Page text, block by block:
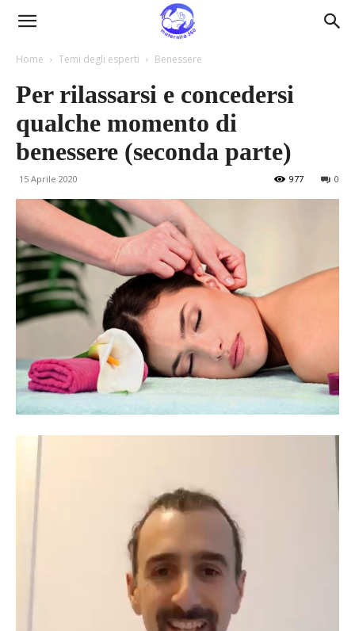
Maternità360
Home Temi degli esperti Benessere
Per rilassarsi e concedersi
qualche momento di
benessere (seconda parte)
15 Aprile 2020 0
977